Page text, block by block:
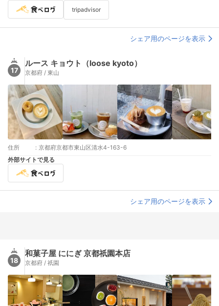
tripadvisor
シェア用のページを表示
17
ルース キョウト（loose kyoto）
京都府 / 東山
住所 : 京都府京都市東山区清水4-163-6
外部サイトで見る
シェア用のページを表示
18
和菓子屋 ににぎ 京都祇園本店
京都府 / 祇園